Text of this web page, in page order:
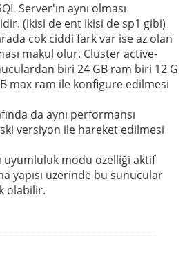
Server'ın aynı olması
(ikisi de ent ikisi de sp1 gibi)
cok ciddi fark var ise az olan
makul olur. Cluster active-
biri 24 GB ram biri 12 G
max ram ile konfigure edilmesi
da aynı performansı
versiyon ile hareket edilmesi
uyumluluk modu ozelliği aktif
yapısı uzerinde bu sunucular
olabilir.